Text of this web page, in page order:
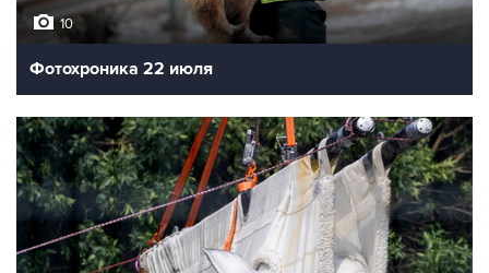
10
Фотохроника 22 июля